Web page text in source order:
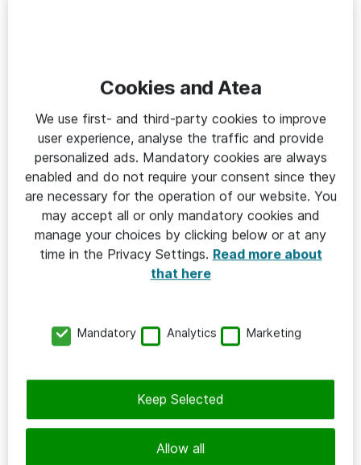
inslag i vardagen och inget man gör då och då.
Blir man dessutom bättre på något tenderar det
att främja att vilja göra mer av samma sak och vi
skapar en positiv vana.
Forskning visar att redan små mängder rörelse kan ha
stor betydelse. Promenader är den vanligaste formen
av fysisk aktivitet bland äldre, och att skapa
promenadgrupper kan både öka rörligheten och främja
En minut om dagen!
Äldre som bor i särskilt boende utgör den sköraste
gruppen och karakteriseras av multisjukdom och låg
funktionsnivå̊ såväl fysiskt som kognitivt. I en studie
Cookies and Atea
We use first- and third-party cookies to improve
user experience, analyse the traffic and provide
personalized ads. Mandatory cookies are always
enabled and do not require your consent since they
are necessary for the operation of our website. You
may accept all or only mandatory cookies and
manage your choices by clicking below or at any
time in the Privacy Settings. Read more about
that here
Mandatory Analytics Marketing
Allow all
Keep Selected